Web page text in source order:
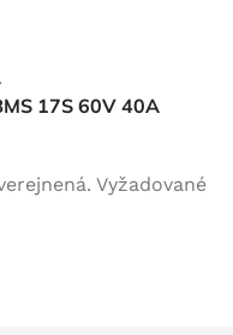
17S 60V 40A
Vyžadované